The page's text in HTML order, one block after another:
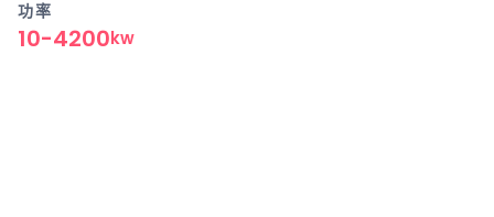
功率
10-4200kw